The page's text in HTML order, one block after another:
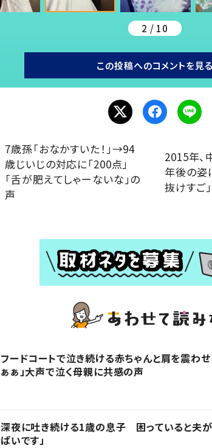
2 / 10
この投稿へのコメントを見る
7歳孫「おなかすいた！」→94
歳じいじの対応に「200点」
「舌が肥えてしゃーないな」の
声
2015年
年後の姿
抜けすご
フードコートで泣き続ける赤ちゃんと肩を震
ぁぁ」大声で泣く母親に共感の声
深夜に吐き続ける1歳の息子 困っていると夫が
ぱいです」